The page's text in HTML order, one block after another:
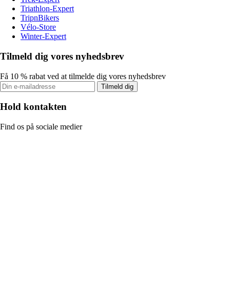
Triathlon-Expert
TripnBikers
Vélo-Store
Winter-Expert
Tilmeld dig vores nyhedsbrev
Få 10 % rabat ved at tilmelde dig vores nyhedsbrev
Tilmeld dig
Hold kontakten
Find os på sociale medier